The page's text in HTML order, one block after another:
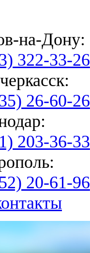
на-Дону:
322-33-26
26-60-26
203-36-33
20-61-96